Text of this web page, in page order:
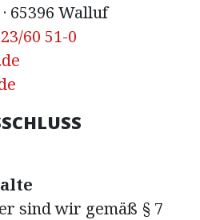
65396 Walluf
60 51-0
sind wir gemäß § 7